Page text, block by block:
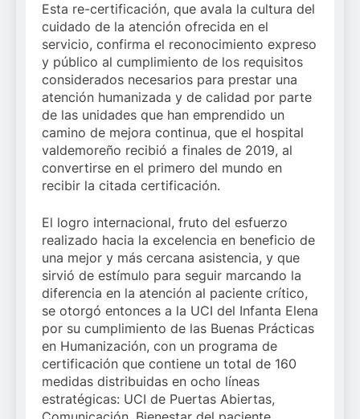
Esta re-certificación, que avala la cultura del
cuidado de la atención ofrecida en el
servicio, confirma el reconocimiento expreso
y público al cumplimiento de los requisitos
considerados necesarios para prestar una
atención humanizada y de calidad por parte
de las unidades que han emprendido un
camino de mejora continua, que el hospital
valdemoreño recibió a finales de 2019, al
convertirse en el primero del mundo en
recibir la citada certificación.
El logro internacional, fruto del esfuerzo
realizado hacia la excelencia en beneficio de
una mejor y más cercana asistencia, y que
sirvió de estímulo para seguir marcando la
diferencia en la atención al paciente crítico,
se otorgó entonces a la UCI del Infanta Elena
por su cumplimiento de las Buenas Prácticas
en Humanización, con un programa de
certificación que contiene un total de 160
medidas distribuidas en ocho líneas
estratégicas: UCI de Puertas Abiertas,